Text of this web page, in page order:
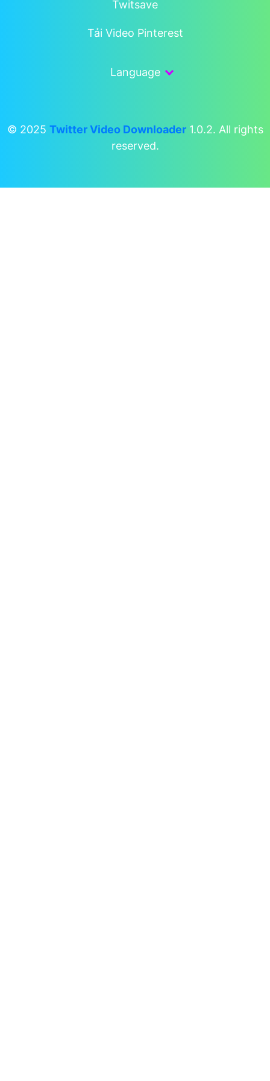
Twitsave
Tải Video Pinterest
Language
© 2025 Twitter Video Downloader1.0.2. All rights
reserved.